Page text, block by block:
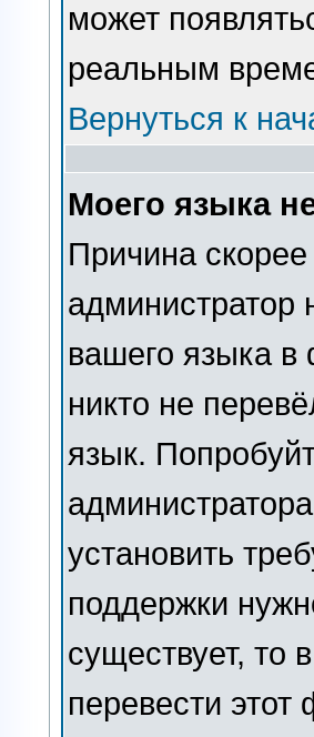
может
реальным
Вернуться к
Моего языка
Причина скорее
администратор
вашего языка
никто не
язык.
установить
поддержки
существует, то
перевести